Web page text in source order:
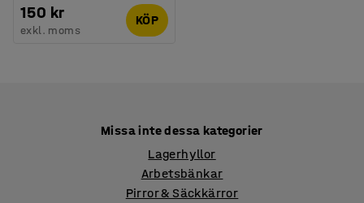
150 kr
exkl. moms
KÖP
Missa inte dessa kategorier
Lagerhyllor
Arbetsbänkar
Pirror & Säckkärror